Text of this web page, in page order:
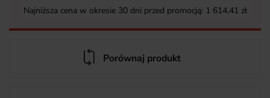
Najniższa cena w okresie 30 dni przed promocją: 1 614,41 zł
Porównaj produkt